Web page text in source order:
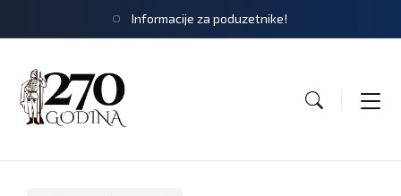
Informacije za poduzetnike!